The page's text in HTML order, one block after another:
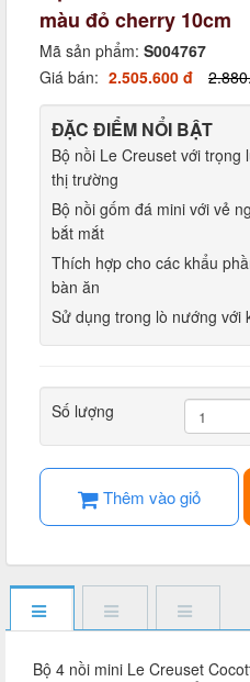
màu đỏ cherry 10cm
Mã sản phẩm: S004767
Giá bán: 2.505.600 đ
ĐẶC ĐIỂM NỔI BẬT
Bộ nồi Le Creuset với
thị trường
Bộ nồi gốm đá mini với vẻ
bắt mắt
Thích hợp cho các khẩu
bàn ăn
Sử dụng trong lò nướng với
Số lượng
Thêm vào giỏ
Bộ 4 nồi mini Le Creuset